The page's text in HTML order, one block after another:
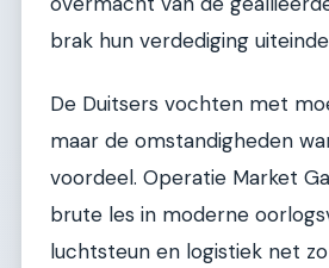
brak hun verdediging
De Duitsers vochten met
maar de omstandigheden
voordeel. Operatie Market
brute les in moderne
luchtsteun en logistiek net